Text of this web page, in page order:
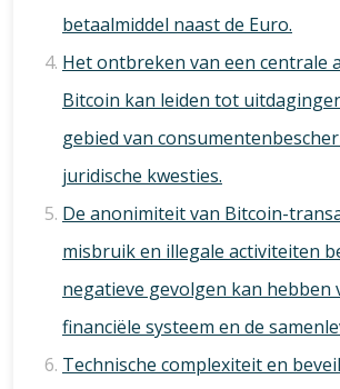
betaalmiddel naast de Euro.
Het ontbreken van een centrale
Bitcoin kan leiden tot
gebied van
juridische kwesties.
De anonimiteit van Bitcoin-
misbruik en illegale activiteiten
negatieve gevolgen kan hebben
financiële systeem en de
Technische complexiteit en